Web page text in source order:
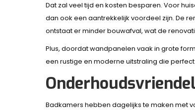
Dat zal veel tijd en kosten besparen. Voor
dan ook een aantrekkelijk voordeel zijn. De
ontstaat er minder bouwafval, wat de
Plus, doordat wandpanelen vaak in grote
een rustige en moderne uitstraling die
Badkamers hebben dagelijks te maken met